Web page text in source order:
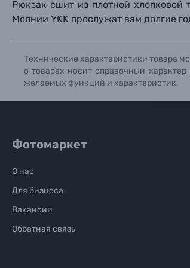
Солнцезащитные очки
Уценённые товары
Рюкзак сшит из плотной
Молнии YKK прослужат вам долгие
Технические характеристики товара
о товарах носит справочный
желаемых функций и характеристик.
Фотомаркет
О нас
Для бизнеса
Вакансии
Обратная связь